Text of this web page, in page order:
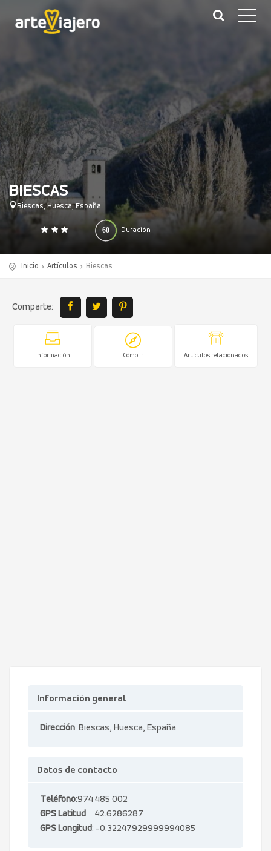
BIESCAS
Biescas, Huesca, España
Duración
60
0 140
Inicio Artículos Biescas
Comparte:
Información Cómo ir Artículos relacionados
Información general
Dirección: Biescas, Huesca, España
Datos de contacto
Teléfono:974 485 002
GPS Latitud: 42.6286287
GPS Longitud: -0.32247929999994085